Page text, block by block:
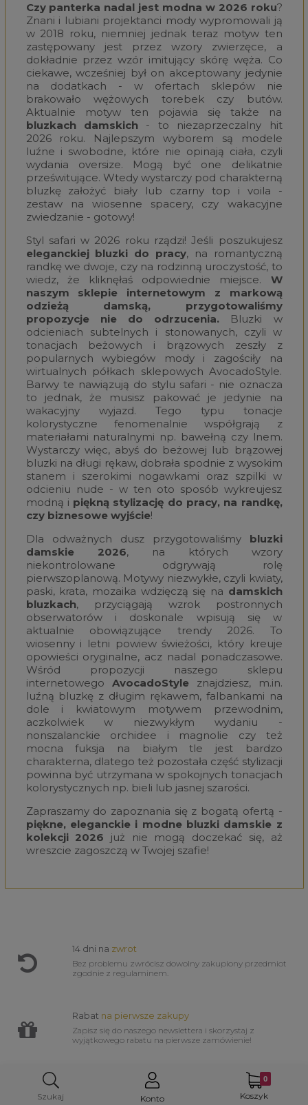
Szukaj Konto Koszyk
Czy panterka nadal jest modna w 2026 roku?
Znani i lubiani projektanci mody wypromowali ją
w 2018 roku, niemniej jednak teraz motyw ten
zastępowany jest przez wzory zwierzęce, a
dokładnie przez wzór imitujący skórę węża. Co
ciekawe, wcześniej był on akceptowany jedynie
na dodatkach - w ofertach sklepów nie
brakowało wężowych torebek czy butów.
Aktualnie motyw ten pojawia się także na
bluzkach damskich- to niezaprzeczalny hit
2026 roku. Najlepszym wyborem są modele
luźne i swobodne, które nie opinają ciała, czyli
wydania oversize. Mogą być one delikatnie
prześwitujące. Wtedy wystarczy pod charakterną
bluzkę założyć biały lub czarny top i voila -
zestaw na wiosenne spacery, czy wakacyjne
zwiedzanie - gotowy!
Styl safari w 2026 roku rządzi! Jeśli poszukujesz
eleganckiej bluzki do pracy, na romantyczną
randkę we dwoje, czy na rodzinną uroczystość, to
wiedz, że kliknęłaś odpowiednie miejsce. W
naszym sklepie internetowym z markową
odzieżą damską, przygotowaliśmy
propozycje nie do odrzucenia. Bluzki w
odcieniach subtelnych i stonowanych, czyli w
tonacjach beżowych i brązowych zeszły z
popularnych wybiegów mody i zagościły na
wirtualnych półkach sklepowych AvocadoStyle.
Barwy te nawiązują do stylu safari - nie oznacza
to jednak, że musisz pakować je jedynie na
wakacyjny wyjazd. Tego typu tonacje
kolorystyczne fenomenalnie współgrają z
materiałami naturalnymi np. bawełną czy lnem.
Wystarczy więc, abyś do beżowej lub brązowej
bluzki na długi rękaw, dobrała spodnie z wysokim
stanem i szerokimi nogawkami oraz szpilki w
odcieniu nude - w ten oto sposób wykreujesz
modną i piękną stylizację do pracy, na randkę,
czy biznesowe wyjście!
Dla odważnych dusz przygotowaliśmybluzki
damskie 2026, na których wzory
niekontrolowane odgrywają rolę
pierwszoplanową. Motywy niezwykłe, czyli kwiaty,
paski, krata, mozaika wdzięczą się na damskich
bluzkach, przyciągają wzrok postronnych
obserwatorów i doskonale wpisują się w
aktualnie obowiązujące trendy 2026. To
wiosenny i letni powiew świeżości, który kreuje
opowieści oryginalne, acz nadal ponadczasowe.
Wśród propozycji naszego sklepu
internetowego AvocadoStyle
znajdziesz, m.in.
luźną bluzkę z długim rękawem, falbankami na
dole i kwiatowym motywem przewodnim,
aczkolwiek w niezwykłym wydaniu -
nonszalanckie orchidee i magnolie czy też
mocna fuksja na białym tle jest bardzo
charakterna, dlatego też pozostała część stylizacji
powinna być utrzymana w spokojnych tonacjach
kolorystycznych np. bieli lub jasnej szarości.
Zapraszamy do zapoznania się z bogatą ofertą -
piękne, eleganckie i modne bluzki damskie z
kolekcji 2026 już nie mogą doczekać się, aż
wreszcie zagoszczą w Twojej szafie!
14 dni na zwrot
Bez problemu zwrócisz dowolny zakupiony przedmiot
zgodnie z regulaminem.
Rabat na pierwsze zakupy
Zapisz się do naszego newslettera i skorzystaj z
wyjątkowego rabatu na pierwsze zamówienie!
TrustMate
Klienci polecają zakupy w naszym sklepie. Sprawdź